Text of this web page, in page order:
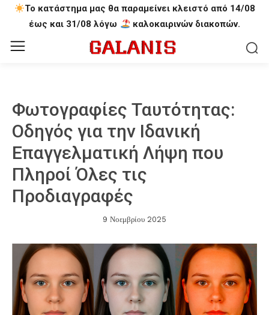
Το κατάστημα μας θα παραμείνει κλειστό από 14/08
έως και 31/08 λόγω
καλοκαιρινών διακοπών.
Φωτογραφίες Ταυτότητας:
Οδηγός για την Ιδανική
Επαγγελματική Λήψη που
Πληροί Όλες τις
Προδιαγραφές
9 Νοεμβρίου 2025